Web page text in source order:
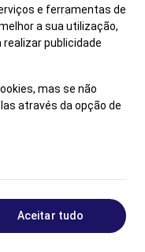
e ferramentas de
a sua utilização,
publicidade
mas se não
através da opção de
Aceitar tudo